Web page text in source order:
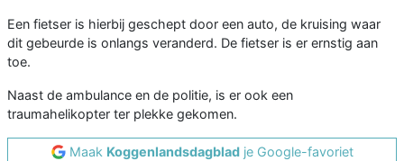
Een fietser is hierbij geschept door een auto, de kruising waar
dit gebeurde is onlangs veranderd. De fietser is er ernstig aan
toe.
Naast de ambulance en de politie, is er ook een
traumahelikopter ter plekke gekomen.
Maak Koggenlandsdagbladje Google-favoriet